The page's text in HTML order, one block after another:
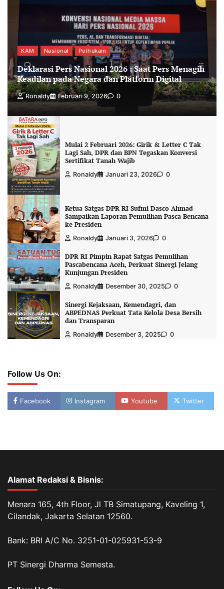
KAM Nasional Polhukam
Deklarasi Pers Nasional 2026 : Saat Pers Menagih
Keadilan pada Negara dan Platform Digital
Ronaldy Februari 9, 2026 0
Mulai 2 Februari 2026: Girik & Letter C Tak
Lagi Sah, DPR dan BPN Tegaskan Konversi
Sertifikat Tanah Wajib
Ronaldy Januari 23, 2026 0
Ketua Satgas DPR RI Sufmi Dasco Ahmad
Sampaikan Laporan Pemulihan Pasca Bencana
ke Presiden
Ronaldy Januari 3, 2026 0
DPR RI Pimpin Rapat Satgas Pemulihan
Pascabencana Aceh, Perkuat Sinergi Jelang
Kunjungan Presiden
Ronaldy Desember 30, 2025 0
Sinergi Kejaksaan, Kemendagri, dan
ABPEDNAS Perkuat Tata Kelola Desa Bersih
dan Transparan
Ronaldy Desember 3, 2025 0
Follow Us On:
Facebook Instagram Youtube Twitter
Alamat Redaksi & Bisnis:
Menara 165, 4th Floor, Jl TB Simatupang, Kaveling 1,
Cilandak, Jakarta Selatan 12560.
Bank: BRI A/C No. 3251-01-025931-53-9
PT Sinergi Dharma Semesta.